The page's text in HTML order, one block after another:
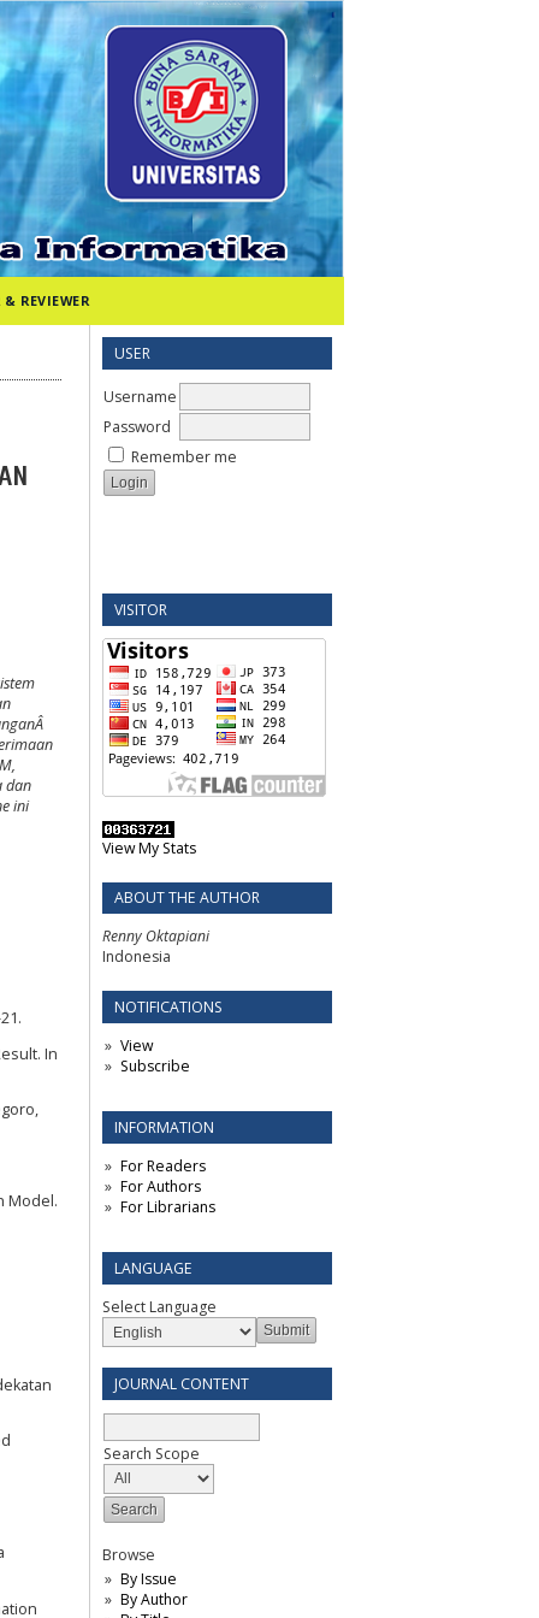
USER
Username
Password
Remember me
VISITOR
View My Stats
ABOUT THE AUTHOR
Renny Oktapiani
Indonesia
NOTIFICATIONS
View
Subscribe
INFORMATION
For Readers
For Authors
For Librarians
LANGUAGE
Select Language
JOURNAL CONTENT
Search Scope
Browse
By Issue
By Author
REVIEWER
dan
ini
In
Model.